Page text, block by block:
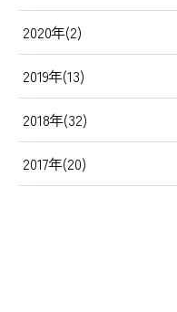
2020年(2)
2019年(13)
2018年(32)
2017年(20)